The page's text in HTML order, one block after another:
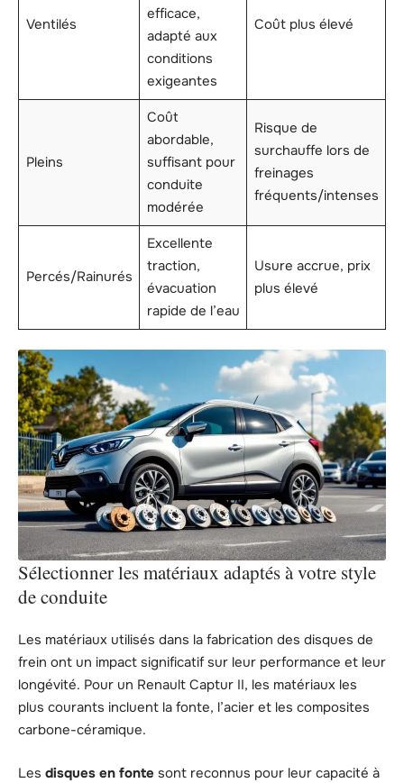
Ventilés
efficace,
adapté aux
conditions
exigeantes
Coût plus élevé
Pleins
Coût
abordable,
suffisant pour
conduite
modérée
Risque de
surchauffe lors de
freinages
fréquents/intenses
Percés/Rainurés
Excellente
traction,
évacuation
rapide de l’eau
Usure accrue, prix
plus élevé
Sélectionner les matériaux adaptés à votre style
de conduite
Les matériaux utilisés dans la fabrication des disques de
frein ont un impact significatif sur leur performance et leur
longévité. Pour un Renault Captur II, les matériaux les
plus courants incluent la fonte, l’acier et les composites
carbone-céramique.
Les disques en fonte sont reconnus pour leur capacité à